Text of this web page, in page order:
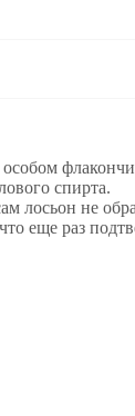
спирта.
не
еще раз